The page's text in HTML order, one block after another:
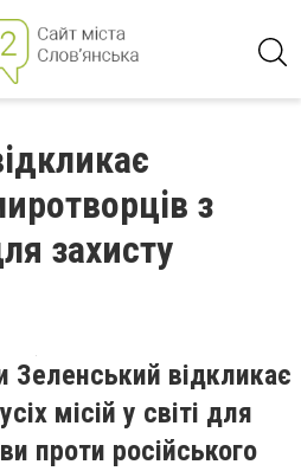
з
захисту
Зеленський відкликає
місій у світі для
проти російського